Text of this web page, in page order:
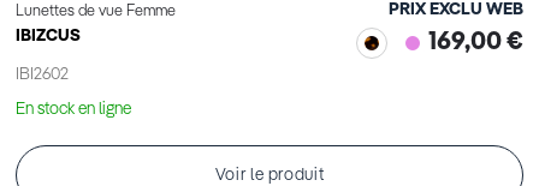
Lunettes de vue Femme
IBIZCUS
IBI2602
PRIX EXCLU WEB
169,00 €
En stock en ligne
Voir le produit